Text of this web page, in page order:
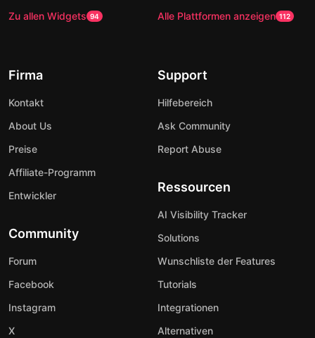
Zu allen Widgets 94
Alle Plattformen anzeigen 112
Firma
Kontakt
About Us
Preise
Affiliate-Programm
Entwickler
Community
Forum
Facebook
Instagram
X
Support
Hilfebereich
Ask Community
Report Abuse
Ressourcen
AI Visibility Tracker
Solutions
Wunschliste der Features
Tutorials
Integrationen
Alternativen